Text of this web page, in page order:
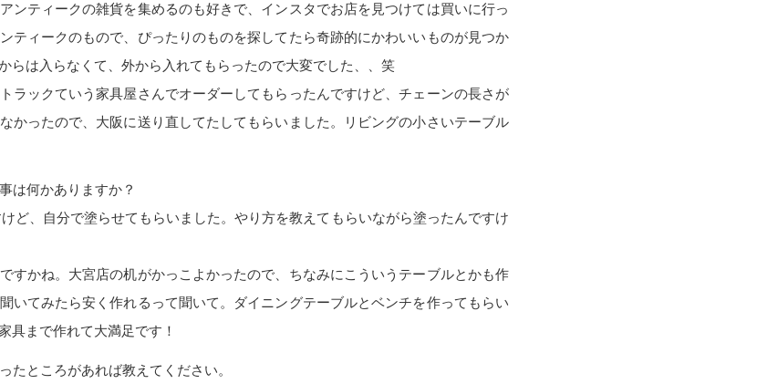
ンティークの雑貨を集めるのも好きで、インスタでお店を見つけては買いに行っ
ティークのもので、ぴったりのものを探してたら奇跡的にかわいいものが見つか
らは入らなくて、外から入れてもらったので大変でした、、笑
ラックていう家具屋さんでオーダーしてもらったんですけど、チェーンの長さが
かったので、大阪に送り直してたしてもらいました。リビングの小さいテーブル
は何かありますか？
ど、自分で塗らせてもらいました。やり方を教えてもらいながら塗ったんですけ
すかね。大宮店の机がかっこよかったので、ちなみにこういうテーブルとかも作
いてみたら安く作れるって聞いて。ダイニングテーブルとベンチを作ってもらい
具まで作れて大満足です！
たところがあれば教えてください。